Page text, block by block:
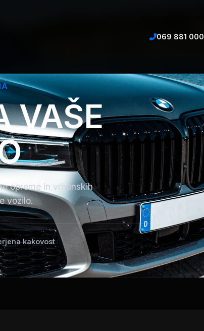
069 881 000
VAŠE
opreme in vrhunskih
vozilo.
kakovost